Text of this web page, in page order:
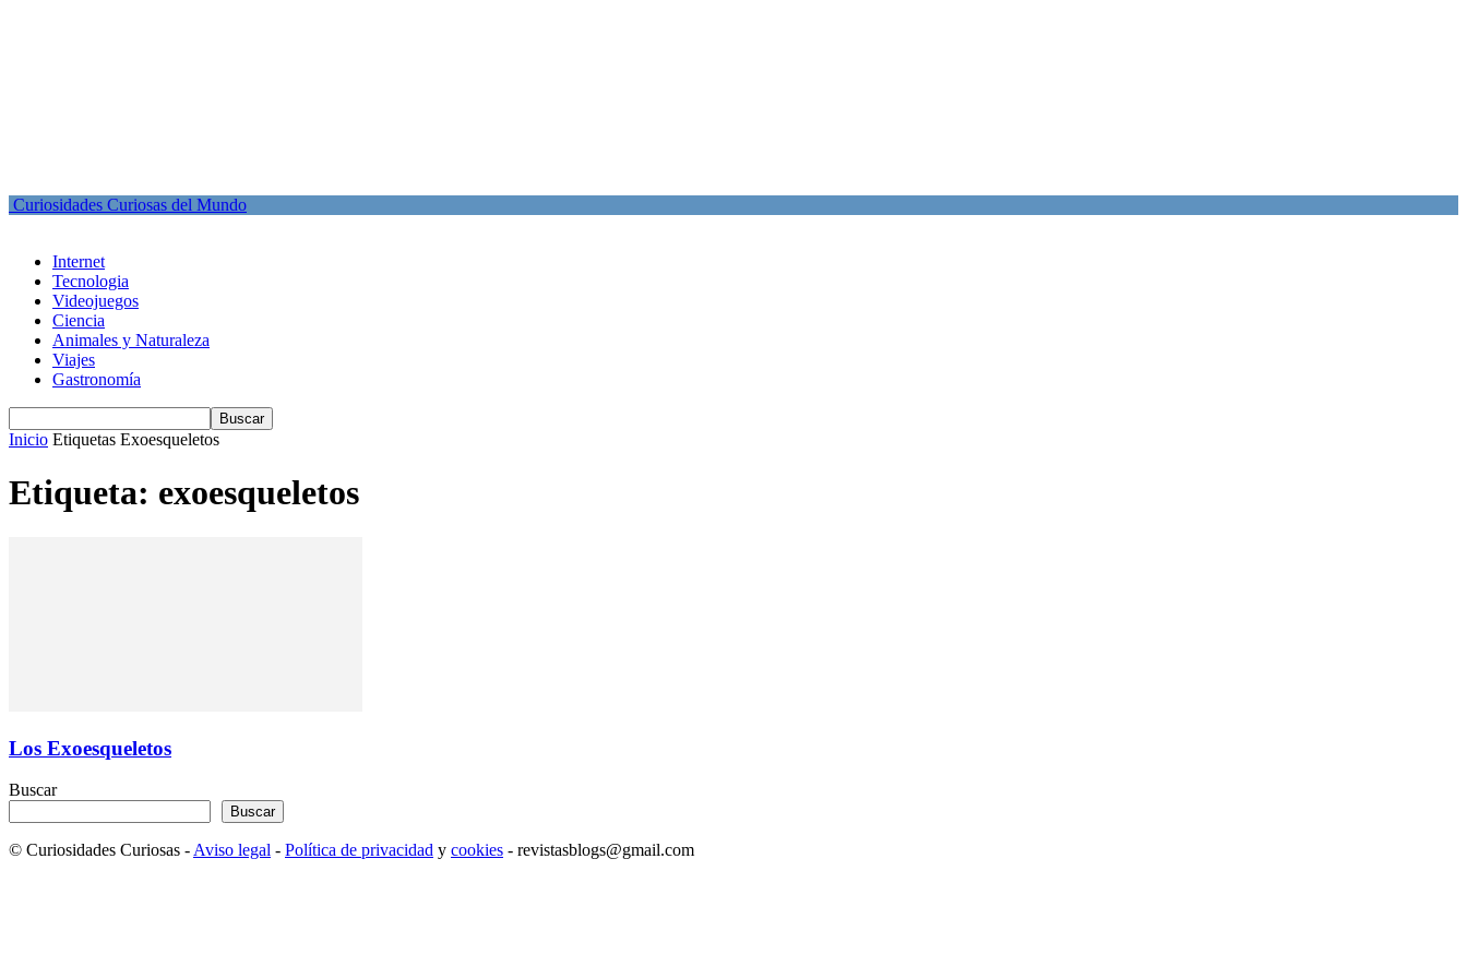
Curiosidades Curiosas del Mundo
Internet
Tecnologia
Videojuegos
Ciencia
Animales y Naturaleza
Viajes
Gastronomía
Inicio Etiquetas Exoesqueletos
Etiqueta: exoesqueletos
Los Exoesqueletos
Buscar
Buscar
© Curiosidades Curiosas - Aviso legal - Política de privacidad y cookies - revistasblogs@gmail.com